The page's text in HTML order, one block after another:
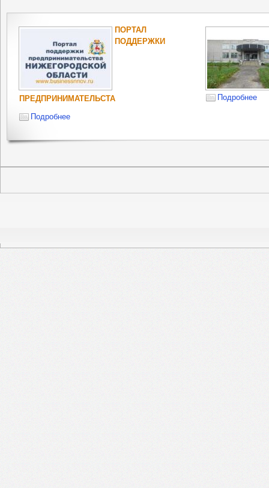
ПОРТАЛ
ПОДДЕРЖКИ
ПРЕДПРИНИМАТЕЛЬСТА
Подробнее
Подробнее